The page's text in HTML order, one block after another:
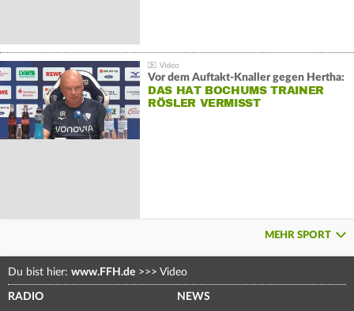
Vor dem Auftakt-Knaller gegen Hertha:
DAS HAT BOCHUMS TRAINER
RÖSLER VERMISST
MEHR SPORT
Du bist hier: www.FFH.de >>> Video
RADIO NEWS